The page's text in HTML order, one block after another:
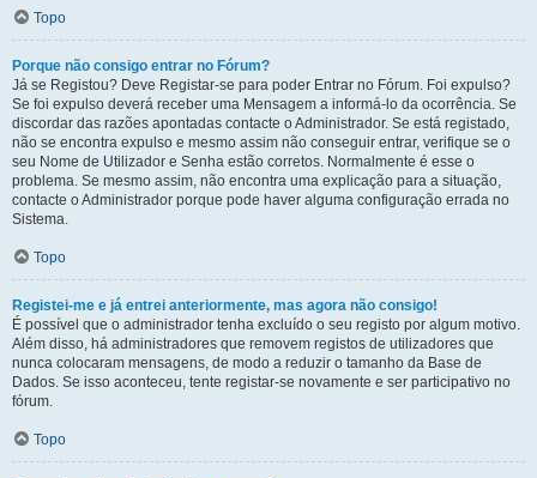
Topo
Porque não consigo entrar no Fórum?
Já se Registou? Deve Registar-se para poder Entrar no Fórum. Foi expulso?
Se foi expulso deverá receber uma Mensagem a informá-lo da ocorrência. Se
discordar das razões apontadas contacte o Administrador. Se está registado,
não se encontra expulso e mesmo assim não conseguir entrar, verifique se o
seu Nome de Utilizador e Senha estão corretos. Normalmente é esse o
problema. Se mesmo assim, não encontra uma explicação para a situação,
contacte o Administrador porque pode haver alguma configuração errada no
Sistema.
Topo
Registei-me e já entrei anteriormente, mas agora não consigo!
É possível que o administrador tenha excluído o seu registo por algum motivo.
Além disso, há administradores que removem registos de utilizadores que
nunca colocaram mensagens, de modo a reduzir o tamanho da Base de
Dados. Se isso aconteceu, tente registar-se novamente e ser participativo no
fórum.
Topo